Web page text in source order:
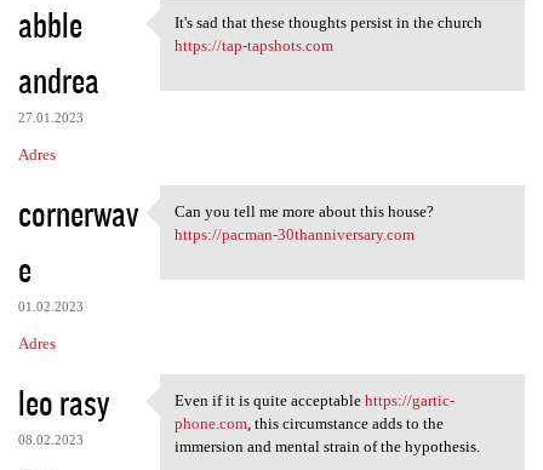
abble
andrea
27.01.2023
Adres
It's sad that these thoughts
It's sad that these thoughts persist in the church
https://tap-tapshots.com
cornerwav
e
01.02.2023
Adres
Can you tell me more about
Can you tell me more about this house?
https://pacman-30thanniversary.com
leo rasy
08.02.2023
Even if it is quite
Even if it is quite acceptable https://gartic-
phone.com, this circumstance adds to the
immersion and mental strain of the hypothesis.